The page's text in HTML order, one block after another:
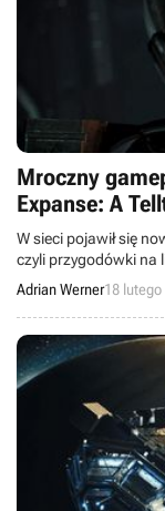
Mroczny
Expanse: A
W sieci pojawił się
czyli przygodówki na
się na
Adrian Werner18